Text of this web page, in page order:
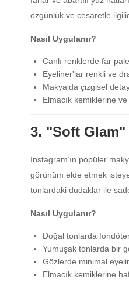
özgünlük ve cesaretle
Nasıl Uygulanır?
Canlı renklerde far
Eyeliner'lar renkli ve
Makyajda çizgisel
Elmacık kemiklerine ve
3. "Soft Glam"
Instagram’ın popüler
görünüm elde etmek
tonlardaki dudaklar ile
Nasıl Uygulanır?
Doğal tonlarda
Yumuşak tonlarda bir
Gözlerde minimal
Elmacık kemiklerine